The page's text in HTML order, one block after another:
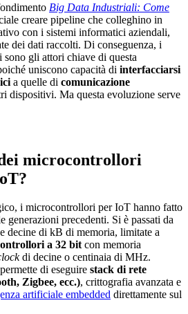
Big Data Industriali: Come
creare pipeline che colleghino in
con i sistemi informatici aziendali,
dei dati raccolti. Di conseguenza, i
gli attori chiave di questa
uniscono capacità di interfacciarsi
a quelle di comunicazione
dispositivi. Ma questa evoluzione serve
microcontrollori
i microcontrollori per IoT hanno fatto
generazioni precedenti. Si è passati da
decine di kB di memoria, limitate a
a 32 bitcon memoria
di decine o centinaia di MHz.
di eseguire stack di rete
Zigbee, ecc.), crittografia avanzata e
artificiale embedded direttamente sul